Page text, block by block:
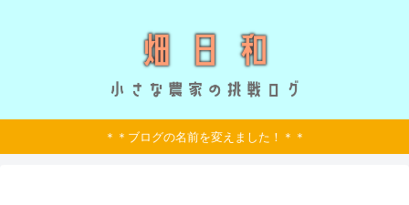
＊＊ブログの名前を変えました！＊＊